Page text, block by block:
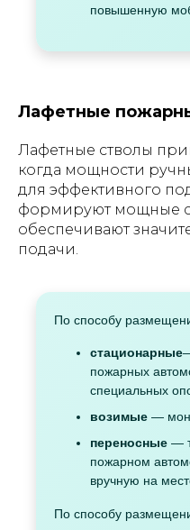
повышенную
Лафетные
Лафетные стволы
когда мощности
для эффективного
формируют мощные
обеспечивают
подачи.
По способу
стационарные
пожарных
специальных
возимые —
переносные —
пожарном
вручную на
По способу